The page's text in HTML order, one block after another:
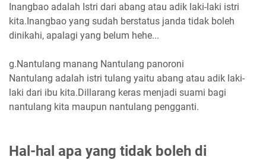
Inangbao adalah Istri dari abang atau adik laki-laki istri
kita.Inangbao yang sudah berstatus janda tidak boleh
dinikahi, apalagi yang belum hehe...
g.Nantulang manang Nantulang panoroni
Nantulang adalah istri tulang yaitu abang atau adik laki-
laki dari ibu kita.Dillarang keras menjadi suami bagi
nantulang kita maupun nantulang pengganti.
Hal-hal apa yang tidak boleh di